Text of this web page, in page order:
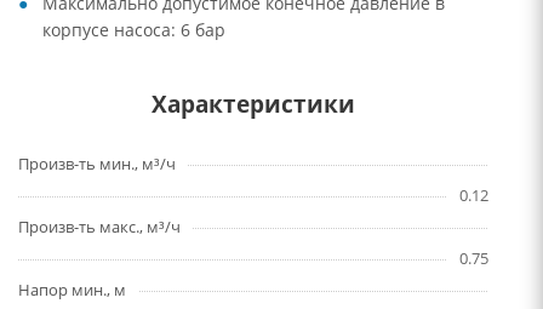
корпусе насоса: 6 бар
Характеристики
Произв-ть мин., м³/ч
0.12
Произв-ть макс., м³/ч
0.75
Напор мин., м